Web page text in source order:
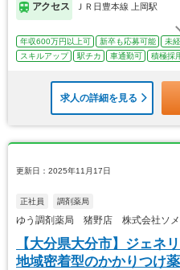
アクセス ＪＲ日豊本線 上岡駅
年収600万円以上可 新卒も応募可能 未
スキルアップ
駅チカ 車通勤可 積極採
求人の詳細を見る
更新日：2025年11月17日
正社員 調剤薬局
ゆう調剤薬局 猪野店 株式会社ソメ
【大分県大分市】ジェネ
地域密着型のかかりつけ薬